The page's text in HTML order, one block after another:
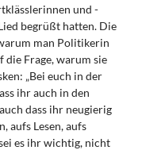
und -
begrüßt hatten. Die
man Politikerin
die Frage, warum sie
„Bei euch in der
ihr auch in den
dass ihr neugierig
aufs Lesen, aufs
es ihr wichtig, nicht